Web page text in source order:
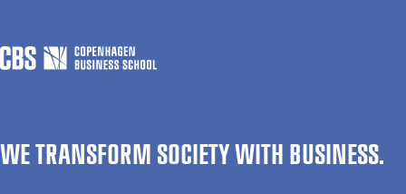
WE TRANSFORM SOCIETY WITH BUSINESS.